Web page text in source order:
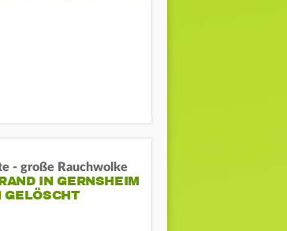
- große Rauchwolke
IN GERNSHEIM E